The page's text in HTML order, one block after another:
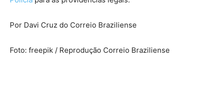
Por Davi Cruz do Correio Braziliense
Foto: freepik / Reprodução Correio Braziliense